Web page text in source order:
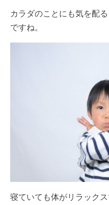
カラダのことにも気を配
ですね。
寝ていても体がリラック